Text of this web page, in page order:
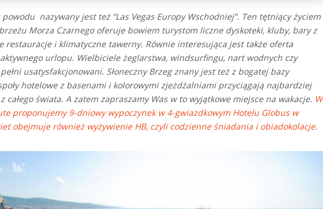
powodu nazywany jest też “Las Vegas Europy Wschodniej”. Ten tętniący życiem
Morza Czarnego oferuje bowiem turystom liczne dyskoteki, kluby, bary z
restauracje i klimatyczne tawerny. Równie interesująca jest także oferta
urlopu. Wielbiciele żeglarstwa, windsurfingu, nart wodnych czy
usatysfakcjonowani. Słoneczny Brzeg znany jest też z bogatej bazy
hotelowe z basenami i kolorowymi zjeżdżalniami przyciągają najbardziej
całego świata. A zatem zapraszamy Was w to wyjątkowe miejsce na wakacje. W
proponujemy 9-dniowy wypoczynek w 4-gwiazdkowym Hotelu Globus w
obejmuje również wyżywienie HB, czyli codzienne śniadania i obiadokolacje.